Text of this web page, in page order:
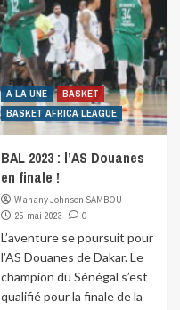
A LA UNE
BASKET
BASKET AFRICA LEAGUE
BAL 2023 : l’AS Douanes
en finale !
Wahany Johnson SAMBOU
25 mai 2023
0
L’aventure se poursuit pour
l’AS Douanes de Dakar. Le
champion du Sénégal s’est
qualifié pour la finale de la